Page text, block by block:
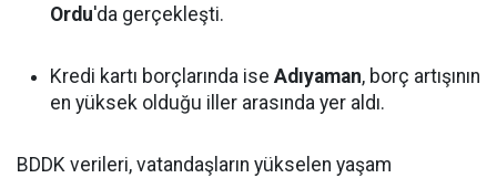
Ordu'da gerçekleşti.
Kredi kartı borçlarında ise Adıyaman, borç artışının
en yüksek olduğu iller arasında yer aldı.
BDDK verileri, vatandaşların yükselen yaşam